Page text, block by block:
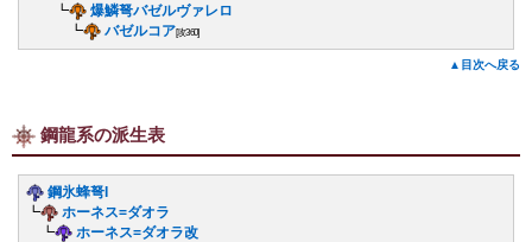
┗
爆鱗弩バゼルヴァレロ
┗
バゼルコア[攻360]
▲目次へ戻る
鋼龍系の派生表
鋼氷蜂弩I
┗
ホーネス=ダオラ
┗
ホーネス=ダオラ改